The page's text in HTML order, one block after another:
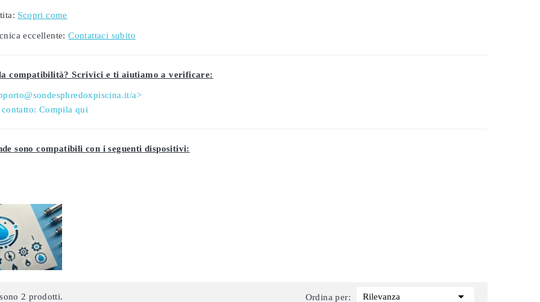
Scopri come
eccellente: Contattaci subito
compatibilità? Scrivici e ti aiutiamo a verificare:
a>
Compila qui
sono compatibili con i seguenti dispositivi:
2 prodotti. Ordina per: Rilevanza 